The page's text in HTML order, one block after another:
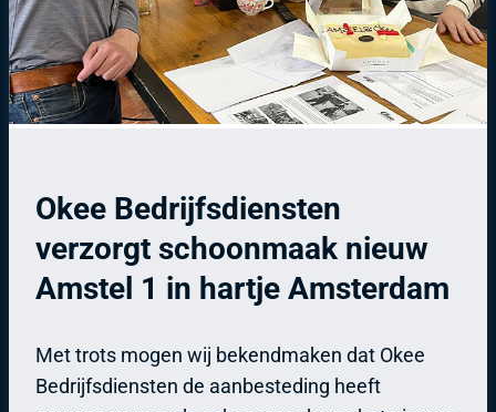
Okee Bedrijfsdiensten
verzorgt schoonmaak nieuw
Amstel 1 in hartje Amsterdam
Met trots mogen wij bekendmaken dat Okee
Bedrijfsdiensten de aanbesteding heeft